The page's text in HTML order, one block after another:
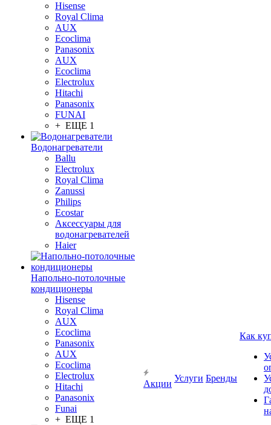
Hisense
Royal Clima
AUX
Ecoclima
Panasonix
AUX
Ecoclima
Electrolux
Hitachi
Panasonix
FUNAI
+ ЕЩЕ 1
Водонагреватели
Ballu
Electrolux
Royal Clima
Zanussi
Philips
Ecostar
Аксессуары для
водонагревателей
Haier
Напольно-потолочные
кондиционеры
Hisense
Royal Clima
AUX
Ecoclima
Panasonix
AUX
Ecoclima
Electrolux
Hitachi
Panasonix
Funai
+ ЕЩЕ 1
Акции
Услуги Бренды
Как